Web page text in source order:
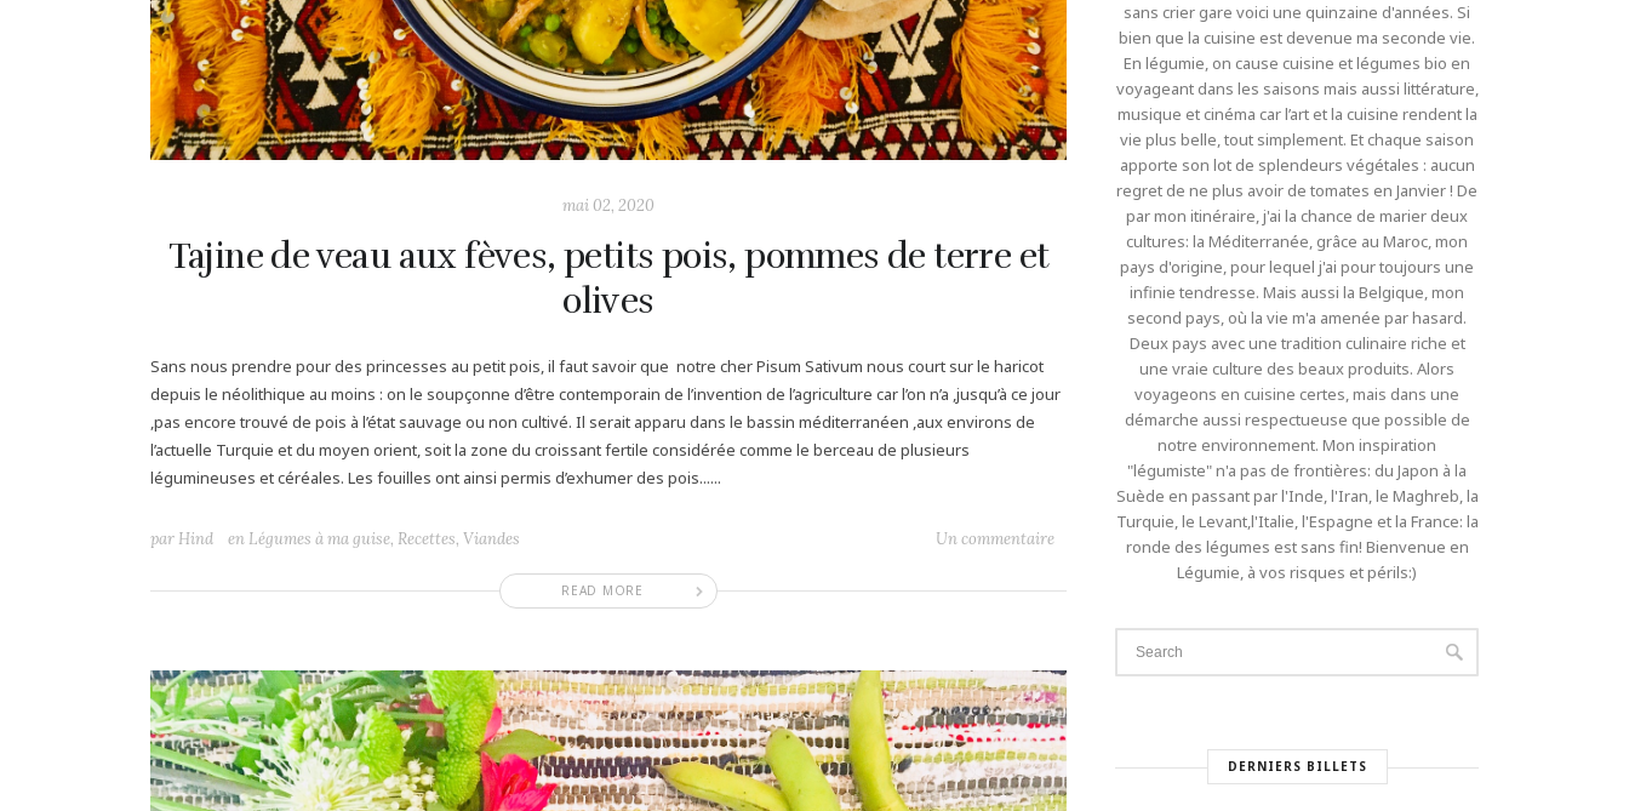
mai 02, 2020
Tajine de veau aux fèves, petits pois, pommes de terre et
olives
Sans nous prendre pour des princesses au petit pois, il faut savoir que notre cher Pisum Sativum nous court sur le haricot
depuis le néolithique au moins : on le soupçonne d’être contemporain de l’invention de l’agriculture car l’on n’a ,jusqu’à ce jour
,pas encore trouvé de pois à l’état sauvage ou non cultivé. Il serait apparu dans le bassin méditerranéen ,aux environs de
l’actuelle Turquie et du moyen orient, soit la zone du croissant fertile considérée comme le berceau de plusieurs
légumineuses et céréales. Les fouilles ont ainsi permis d’exhumer des pois......
READ MORE
par Hind en Légumes à ma guise, Recettes, Viandes Un commentaire
sans crier gare voici une quinzaine d'années. Si
bien que la cuisine est devenue ma seconde vie.
En légumie, on cause cuisine et légumes bio en
voyageant dans les saisons mais aussi littérature,
musique et cinéma car l’art et la cuisine rendent la
vie plus belle, tout simplement. Et chaque saison
apporte son lot de splendeurs végétales : aucun
regret de ne plus avoir de tomates en Janvier ! De
par mon itinéraire, j'ai la chance de marier deux
cultures: la Méditerranée, grâce au Maroc, mon
pays d'origine, pour lequel j'ai pour toujours une
infinie tendresse. Mais aussi la Belgique, mon
second pays, où la vie m'a amenée par hasard.
Deux pays avec une tradition culinaire riche et
une vraie culture des beaux produits. Alors
voyageons en cuisine certes, mais dans une
démarche aussi respectueuse que possible de
notre environnement. Mon inspiration
"légumiste" n'a pas de frontières: du Japon à la
Suède en passant par l'Inde, l'Iran, le Maghreb, la
Turquie, le Levant,l'Italie, l'Espagne et la France: la
ronde des légumes est sans fin! Bienvenue en
Légumie, à vos risques et périls:)
DERNIERS BILLETS